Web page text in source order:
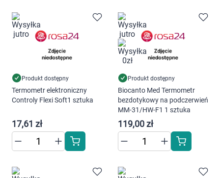
Produkt dostępny
Termometr elektroniczny
Controly Flexi Soft1 sztuka
17,61 zł
Produkt dostępny
Biocanto Med Termometr
bezdotykowy na podczerwień
MM-31/HW-F1 1 sztuka
119,00 zł